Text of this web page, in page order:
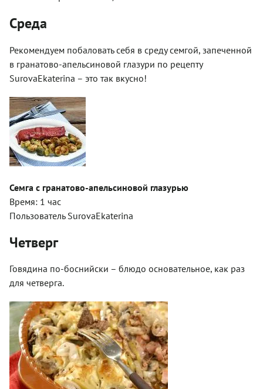
Среда
Рекомендуем побаловать себя в среду семгой, запеченной
в гранатово-апельсиновой глазури по рецепту
SurovaEkaterina – это так вкусно!
Семга с гранатово-апельсиновой глазурью
Время: 1 час
Пользователь SurovaEkaterina
Четверг
Говядина по-боснийски – блюдо основательное, как раз
для четверга.